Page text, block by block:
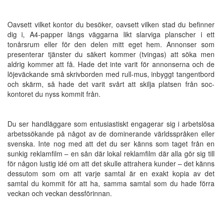
Oavsett vilket kontor du besöker, oavsett vilken stad du befinner
dig i, A4-papper längs väggarna likt slarviga planscher i ett
tonårsrum eller för den delen mitt eget hem. Annonser som
presenterar tjänster du säkert kommer (tvingas) att söka men
aldrig kommer att få. Hade det inte varit för annonserna och de
löjeväckande små skrivborden med rull-mus, inbyggt tangentbord
och skärm, så hade det varit svårt att skilja platsen från soc-
kontoret du nyss kommit från.
Du ser handläggare som entusiastiskt engagerar sig i arbetslösa
arbetssökande på något av de dominerande världsspråken eller
svenska. Inte nog med att det du ser känns som taget från en
sunkig reklamfilm – en sån där lokal reklamfilm där alla gör sig till
för någon lustig idé om att det skulle attrahera kunder – det känns
dessutom som om att varje samtal är en exakt kopia av det
samtal du kommit för att ha, samma samtal som du hade förra
veckan och veckan dessförinnan.